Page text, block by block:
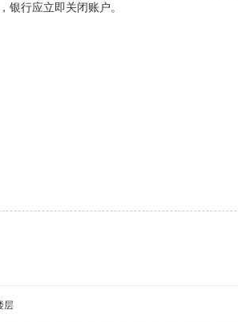
银行应立即关闭账户。
层